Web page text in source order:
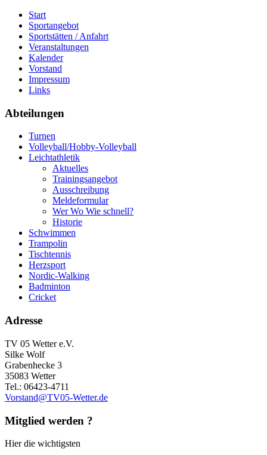
Start
Sportangebot
Sportstätten / Anfahrt
Veranstaltungen
Kalender
Vorstand
Impressum
Links
Abteilungen
Turnen
Volleyball/Hobby-Volleyball
Leichtathletik
Aktuelles
Trainingsangebot
Ausschreibung
Meldeformular
Wer Wo Wie schnell?
Historie
Schwimmen
Trampolin
Tischtennis
Herzsport
Nordic-Walking
Badminton
Cricket
Adresse
TV 05 Wetter e.V.
Silke Wolf
Grabenhecke 3
35083 Wetter
Tel.: 06423-4711
Vorstand@TV05-Wetter.de
Mitglied werden ?
Hier die wichtigsten